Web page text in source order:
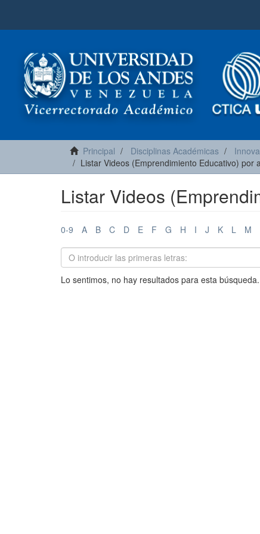
Principal Disciplinas Académicas
Listar Videos (Emprendimiento Educativo) por
Listar Videos
0-9 A B C D E F G H I J K L M
Lo sentimos, no hay resultados para esta búsqueda.